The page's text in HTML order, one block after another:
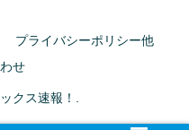
プライバシーポリシー他
せ
クス速報！.